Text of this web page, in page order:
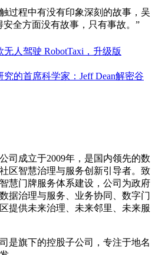
程中有没有印象深刻的故事，吴
全方面没有故事，只有事故。”
无人驾驶 RobotTaxi，升级版
究的首席科学家：Jeff Dean解密谷
司成立于2009年，是国内领先的数
区智慧治理与服务创新引导者。致
慧门牌服务体系建设，公司为政府
据治理与服务、业务协同、数字门
提供未来治理、未来邻里、未来服
是旗下的控股子公司，专注于地名